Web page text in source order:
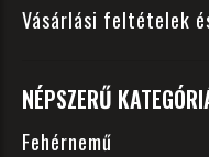
Vásárlási feltételek
NÉPSZERŰ
Fehérnemű